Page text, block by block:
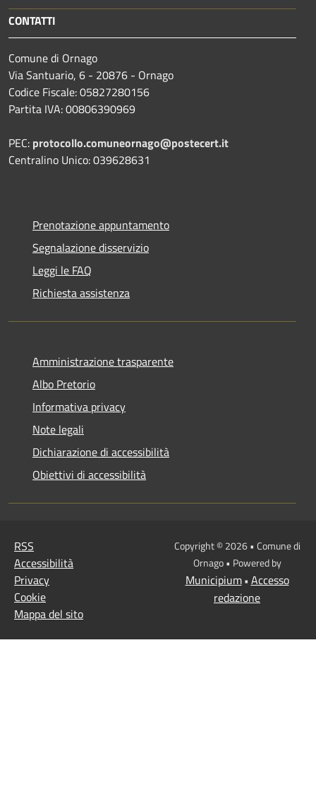
CONTATTI
Comune di Ornago
Via Santuario, 6 - 20876 - Ornago
Codice Fiscale: 05827280156
Partita IVA: 00806390969
PEC: protocollo.comuneornago@postecert.it
Centralino Unico: 039628631
Prenotazione appuntamento
Segnalazione disservizio
Leggi le FAQ
Richiesta assistenza
Amministrazione trasparente
Albo Pretorio
Informativa privacy
Note legali
Dichiarazione di accessibilità
Obiettivi di accessibilità
RSS
Accessibilità
Privacy
Cookie
Mappa del sito
Copyright © 2026 • Comune di
Ornago • Powered by
Municipium• Accesso
redazione